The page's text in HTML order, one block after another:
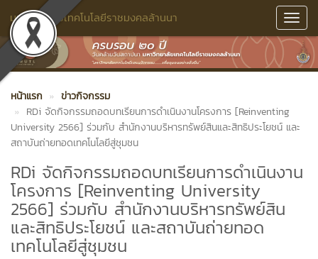
มหาวิทยาลัยเทคโนโลยีราชมงคลล้านนา
หน้าแรก
ข่าวกิจกรรม
RDi จัดกิจกรรมถอดบทเรียนการดำเนินงานโครงการ [Reinventing
University 2566] ร่วมกับ สำนักงานบริหารทรัพย์สินและสิทธิประโยชน์ และ
สถาบันถ่ายทอดเทคโนโลยีสู่ชุมชน
RDi จัดกิจกรรมถอดบทเรียนการดำเนินงาน
โครงการ [Reinventing University
2566] ร่วมกับ สำนักงานบริหารทรัพย์สิน
และสิทธิประโยชน์ และสถาบันถ่ายทอด
เทคโนโลยีสู่ชุมชน